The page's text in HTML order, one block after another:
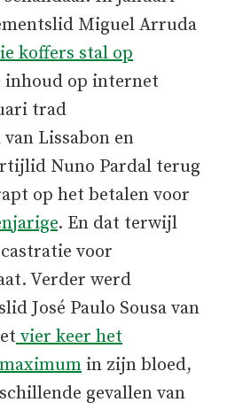
Miguel Arruda
koffers stal op
inhoud op internet
trad
Lissabon en
Nuno Pardal terug
op het betalen voor
. En dat terwijl
voor
Verder werd
José Paulo Sousa van
vier keer het
in zijn bloed,
gevallen van